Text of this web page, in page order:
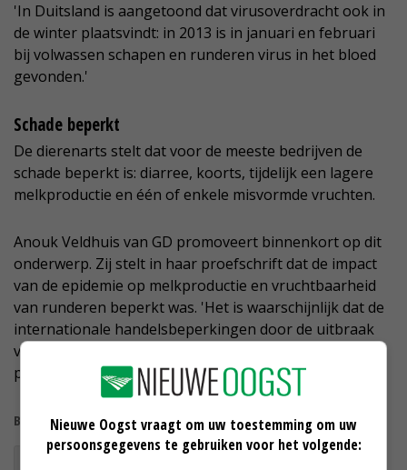
'In Duitsland is aangetoond dat virusoverdracht ook in
de winter plaatsvindt: in 2013 is in januari en februari
bij volwassen schapen en runderen virus in het bloed
gevonden.'
Schade beperkt
De dierenarts stelt dat voor de meeste bedrijven de
schade beperkt is: diarree, koorts, tijdelijk een lagere
melkproductie en één of enkele misvormde vruchten.
Anouk Veldhuis van GD promoveert binnenkort op dit
onderwerp. Zij stelt in haar proefschrift dat de impact
van de epidemie op melkproductie en vruchtbaarheid
van runderen beperkt was. 'Het is waarschijnlijk dat de
internationale handelsbeperkingen door de uitbraak
van grotere economische invloed zijn dan schade door
productieverlies.'
Bekijk meer over:
Nieuwe Oogst vraagt om uw toestemming om uw
persoonsgegevens te gebruiken voor het volgende: